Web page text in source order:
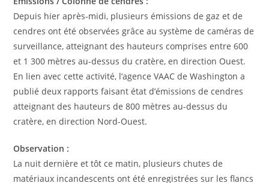
Depuis hier après-midi, plusieurs émissions de gaz et de
cendres ont été observées grâce au système de caméras de
surveillance, atteignant des hauteurs comprises entre 600
et 1 300 mètres au-dessus du cratère, en direction Ouest.
En lien avec cette activité, l’agence VAAC de Washington a
publié deux rapports faisant état d’émissions de cendres
atteignant des hauteurs de 800 mètres au-dessus du
cratère, en direction Nord-Ouest.
Observation :
La nuit dernière et tôt ce matin, plusieurs chutes de
matériaux incandescents ont été enregistrées sur les flancs